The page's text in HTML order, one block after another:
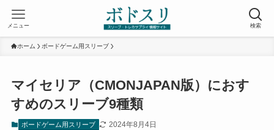
検索
メニュー
ホーム ボードゲーム用スリーブ
マイセリア（CMONJAPAN版）におす
すめのスリーブ9種類
ボードゲーム用スリーブ 2024年8月4日